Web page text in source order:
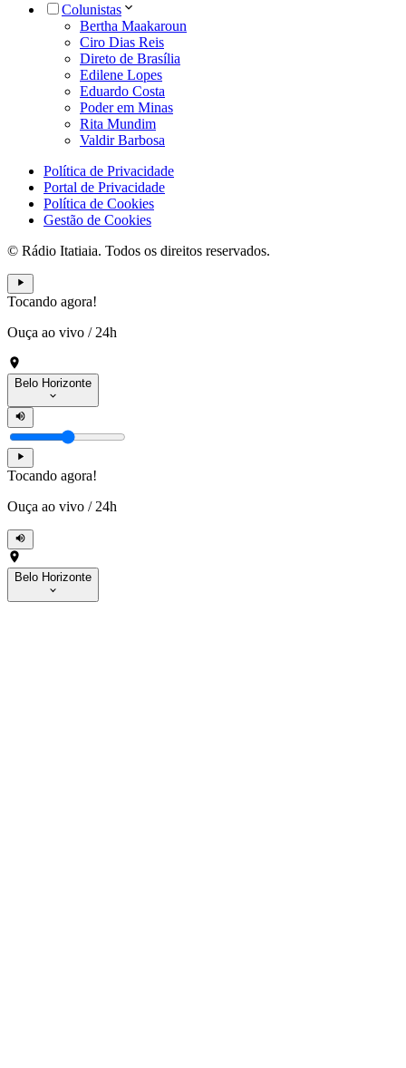
Colunistas
Bertha Maakaroun
Ciro Dias Reis
Direto de Brasília
Edilene Lopes
Eduardo Costa
Poder em Minas
Rita Mundim
Valdir Barbosa
Política de Privacidade
Portal de Privacidade
Política de Cookies
Gestão de Cookies
© Rádio Itatiaia. Todos os direitos reservados.
Tocando agora!
Ouça ao vivo / 24h
Belo Horizonte
Tocando agora!
Ouça ao vivo / 24h
Belo Horizonte